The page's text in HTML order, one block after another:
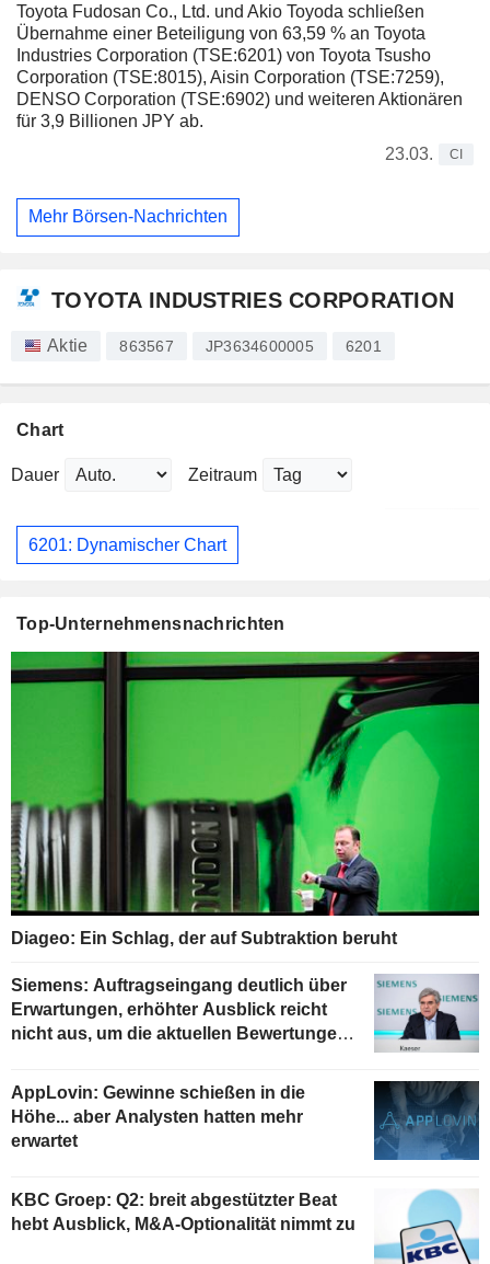
Toyota Fudosan Co., Ltd. und Akio Toyoda schließen
Übernahme einer Beteiligung von 63,59 % an Toyota
Industries Corporation (TSE:6201) von Toyota Tsusho
Corporation (TSE:8015), Aisin Corporation (TSE:7259),
DENSO Corporation (TSE:6902) und weiteren Aktionären
für 3,9 Billionen JPY ab.
23.03.
CI
Mehr Börsen-Nachrichten
TOYOTA INDUSTRIES CORPORATION
Aktie 863567 JP3634600005 6201
Chart
Dauer Zeitraum
6201: Dynamischer Chart
Top-Unternehmensnachrichten
Diageo: Ein Schlag, der auf Subtraktion beruht
Siemens: Auftragseingang deutlich über
Erwartungen, erhöhter Ausblick reicht
nicht aus, um die aktuellen Bewertungen
AppLovin: Gewinne schießen in die
Höhe... aber Analysten hatten mehr
erwartet
KBC Groep: Q2: breit abgestützter Beat
hebt Ausblick, M&A-Optionalität nimmt zu